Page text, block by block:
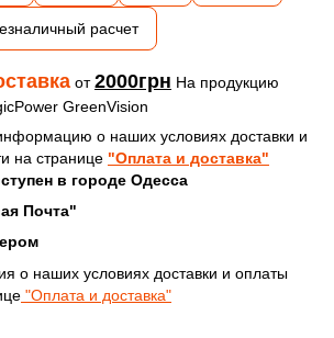
расчет
от2000грн На продукцию
GreenVision
о наших условиях доставки и
на странице "Оплата и доставка"
в городе Одесса
Почта"
о наших условиях доставки и оплаты
"Оплата и доставка"